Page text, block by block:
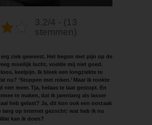
3.2/4 - (13
stemmen)
erg ziek geweest. Het begon met pijn op de
moeilijk lucht, voelde mij niet goed.
keelpijn. Ik bleek een longziekte te
nu? ‘Stoppen met roken.’ Maar ik rookte
niet meer. Tja, helaas te laat gestopt. En
te maken, dat ik jarenlang als lasser
heb gelast? Ja, dit kon ook een oorzaak
lang op internet gezocht: wat heb ik nu
kan ik doen?